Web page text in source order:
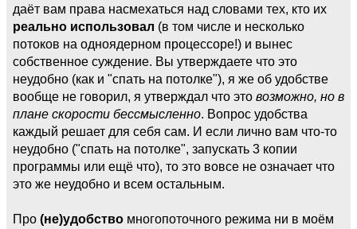
даёт вам права насмехаться над словами тех, кто их
реально использовал (в том числе и несколько
потоков на одноядерном процессоре!) и вынес
собственное суждение. Вы утверждаете что это
неудобно (как и "спать на потолке"), я же об удобстве
вообще не говорил, я утверждал что это возможно, но в
плане скорости бессмысленно. Вопрос удобства
каждый решает для себя сам. И если лично вам что-то
неудобно ("спать на потолке", запускать 3 копии
программы или ещё что), то это вовсе не означает что
это же неудобно и всем остальным.
Про (не)удобство многопоточного режима ни в моём